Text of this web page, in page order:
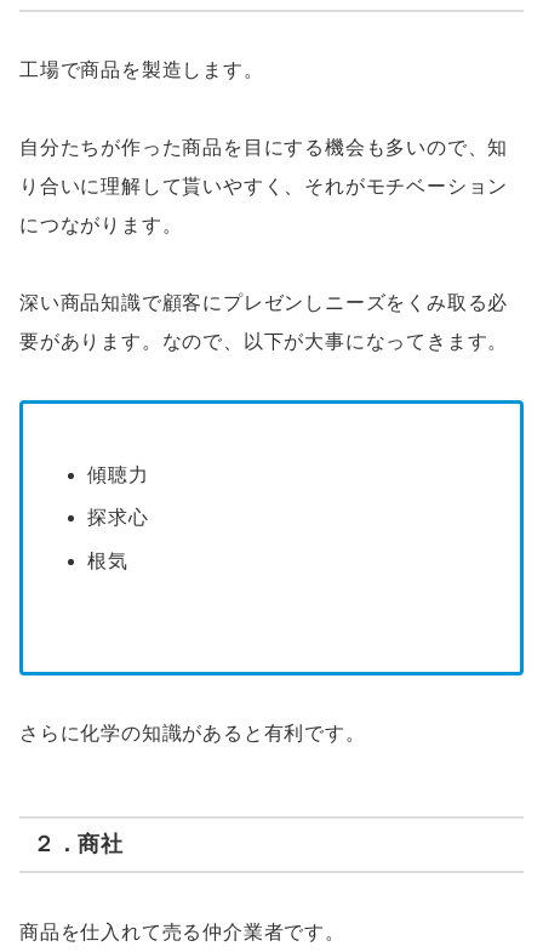
工場で商品を製造します。
自分たちが作った商品を目にする機会も多いので、知
り合いに理解して貰いやすく、それがモチベーション
につながります。
深い商品知識で顧客にプレゼンしニーズをくみ取る必
要があります。なので、以下が大事になってきます。
傾聴力
探求心
根気
さらに化学の知識があると有利です。
２．商社
商品を仕入れて売る仲介業者です。